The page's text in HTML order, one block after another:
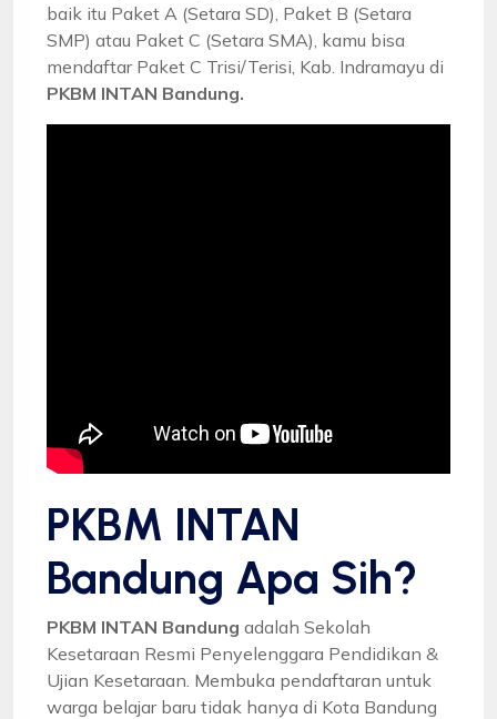
baik itu Paket A (Setara SD), Paket B (Setara
SMP) atau Paket C (Setara SMA), kamu bisa
mendaftar Paket C Trisi/Terisi, Kab. Indramayu di
PKBM INTAN Bandung.
PKBM INTAN
Bandung Apa Sih?
PKBM INTAN Bandung adalah Sekolah
Kesetaraan Resmi Penyelenggara Pendidikan &
Ujian Kesetaraan. Membuka pendaftaran untuk
warga belajar baru tidak hanya di Kota Bandung